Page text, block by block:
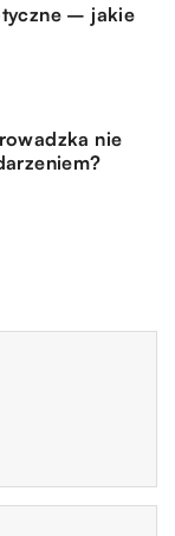
– jakie
nie